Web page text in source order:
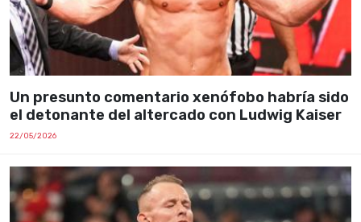
Un presunto comentario xenófobo habría sido
el detonante del altercado con Ludwig Kaiser
22/05/2026